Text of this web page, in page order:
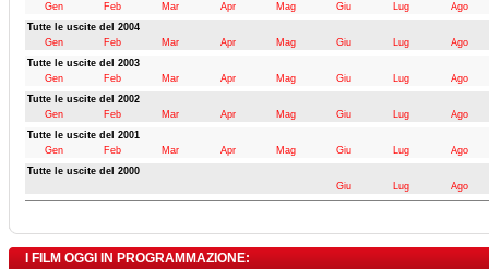
Gen
Feb Mar Apr Mag Giu Lug
Ago
Tutte le uscite del 2004
Gen
Feb Mar Apr Mag Giu Lug
Ago
Tutte le uscite del 2003
Gen
Feb Mar Apr Mag Giu Lug
Ago
Tutte le uscite del 2002
Gen
Feb Mar Apr Mag Giu Lug
Ago
Tutte le uscite del 2001
Gen
Feb Mar Apr Mag Giu Lug
Ago
Tutte le uscite del 2000
Giu
Lug Ago
I FILM OGGI IN PROGRAMMAZIONE: